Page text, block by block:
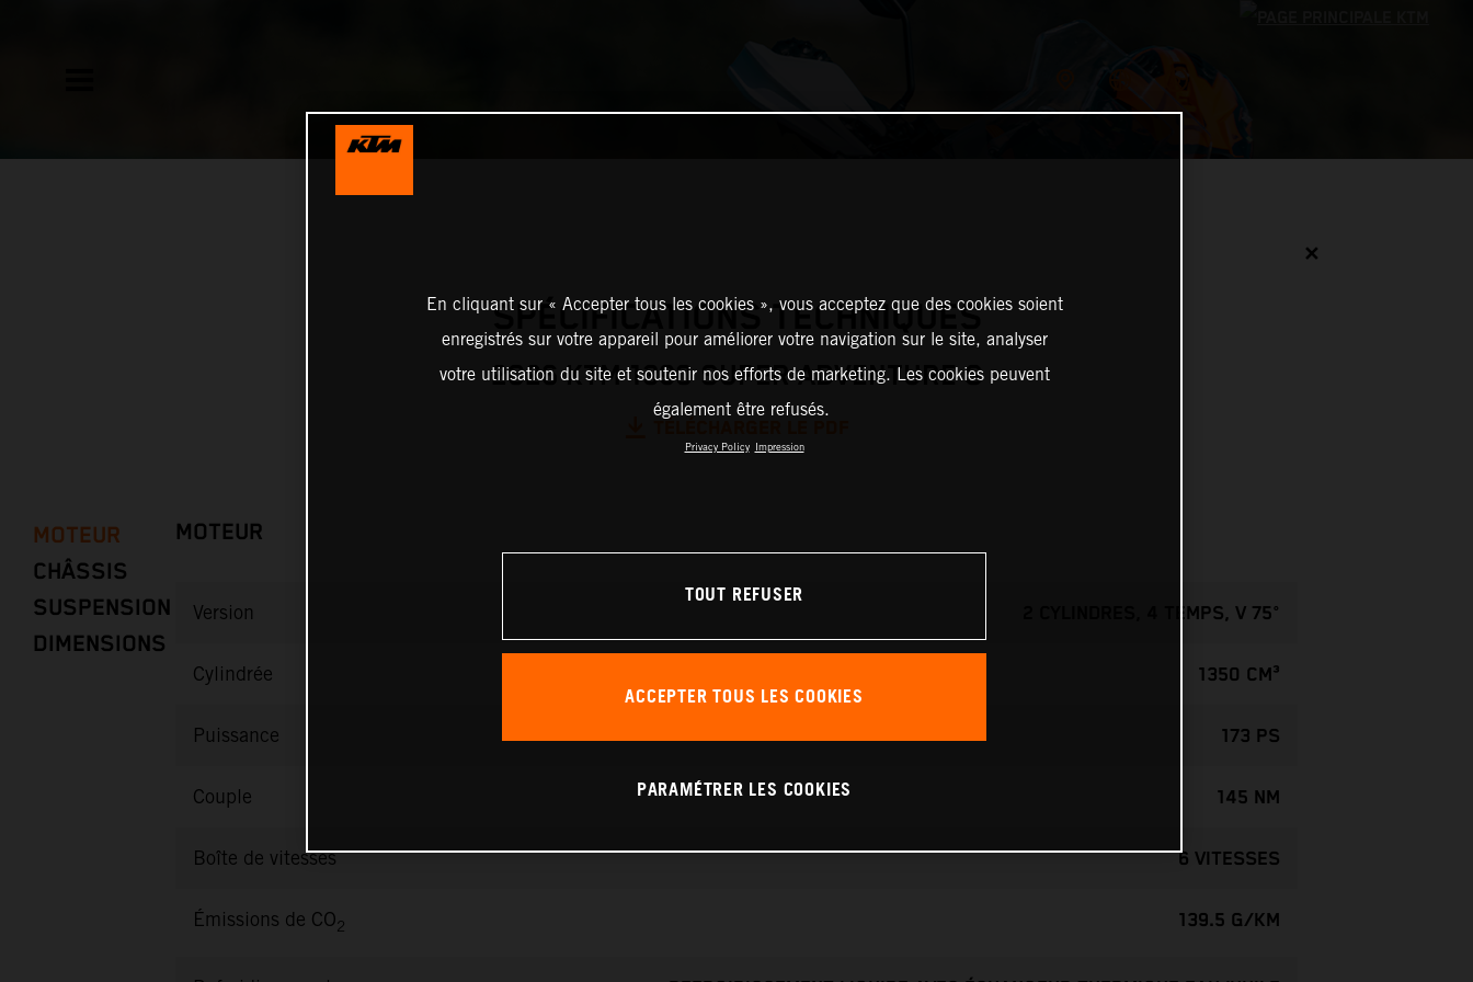
✕
SPÉCIFICATIONS TECHNIQUES
2026 KTM 1390 SUPER ADVENTURE S
MOTEUR
CHÂSSIS
SUSPENSION
DIMENSIONS
MOTEUR
Version 2 CYLINDRES, 4 TEMPS, V 75°
Cylindrée 1350 CM³
Puissance 173 PS
Couple 145 NM
Boîte de vitesses 6 VITESSES
Émissions de CO2 139.5 G/KM
En cliquant sur « Accepter tous les cookies », vous acceptez que des cookies soient
enregistrés sur votre appareil pour améliorer votre navigation sur le site, analyser
votre utilisation du site et soutenir nos efforts de marketing. Les cookies peuvent
également être refusés.
Privacy Policy Impression
TOUT REFUSER
ACCEPTER TOUS LES COOKIES
PARAMÉTRER LES COOKIES